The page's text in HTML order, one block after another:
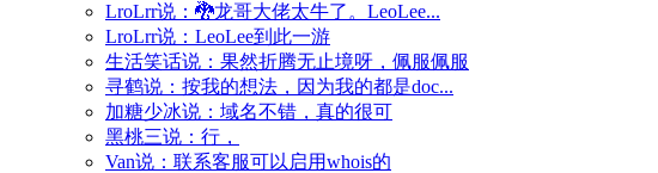
LroLrr说：🐉龙哥大佬太牛了。LeoLee...
LroLrr说：LeoLee到此一游
生活笑话说：果然折腾无止境呀，佩服佩服
寻鹤说：按我的想法，因为我的都是doc...
加糖少冰说：域名不错，真的很可
黑桃三说：行，
Van说：联系客服可以启用whois的